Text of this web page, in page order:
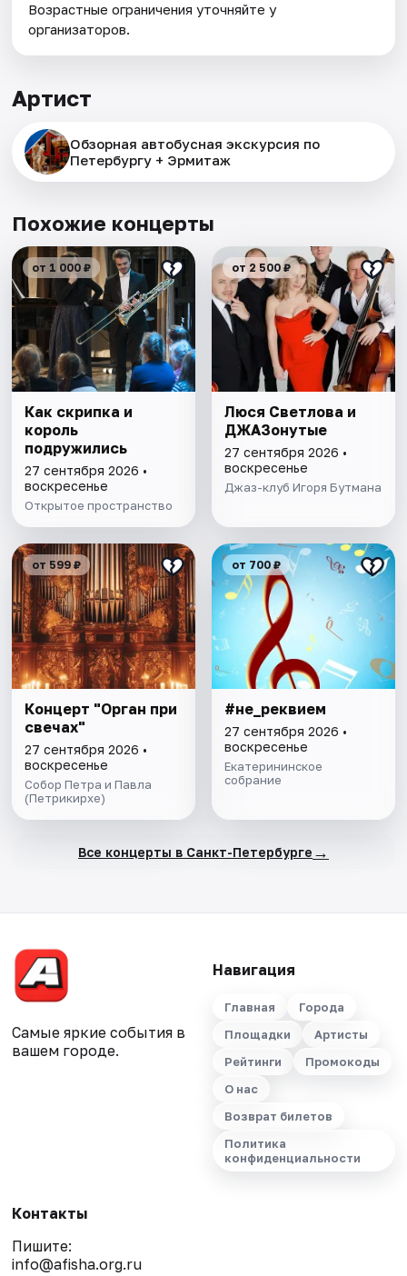
Возрастные ограничения уточняйте у
организаторов.
Артист
Обзорная автобусная экскурсия по
Петербургу + Эрмитаж
Похожие концерты
от 1 000 ₽
Как скрипка и
король
подружились
27 сентября 2026 •
воскресенье
Открытое пространство
от 2 500 ₽
Люся Светлова и
ДЖАЗонутые
27 сентября 2026 •
воскресенье
Джаз-клуб Игоря Бутмана
от 599 ₽
Концерт "Орган при
свечах"
27 сентября 2026 •
воскресенье
Собор Петра и Павла
(Петрикирхе)
от 700 ₽
#не_реквием
27 сентября 2026 •
воскресенье
Екатерининское
собрание
Все концерты в Санкт-Петербурге →
Самые яркие события в
вашем городе.
Навигация
Главная
Города
Площадки
Артисты
Рейтинги
Промокоды
О нас
Возврат билетов
Политика
конфиденциальности
Контакты
Пишите:
info@afisha.org.ru